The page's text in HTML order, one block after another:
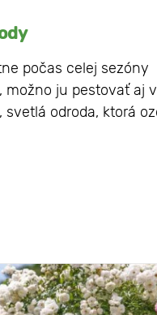
počas celej sezóny
možno ju pestovať aj
svetlá odroda, ktorá